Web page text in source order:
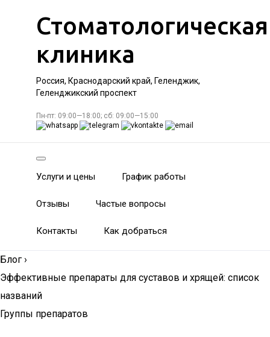
Стоматологическая
клиника
Россия, Краснодарский край, Геленджик,
Геленджикский проспект
Пн-пт: 09:00—18:00; сб: 09:00—15:00
Услуги и цены График работы
Отзывы Частые вопросы
Контакты Как добраться
Блог ›
Эффективные препараты для суставов и хрящей: список
названий
Группы препаратов